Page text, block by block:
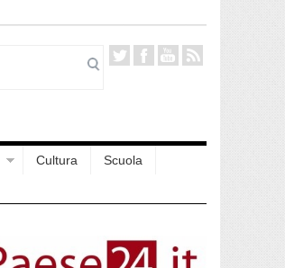
Cultura
Scuola